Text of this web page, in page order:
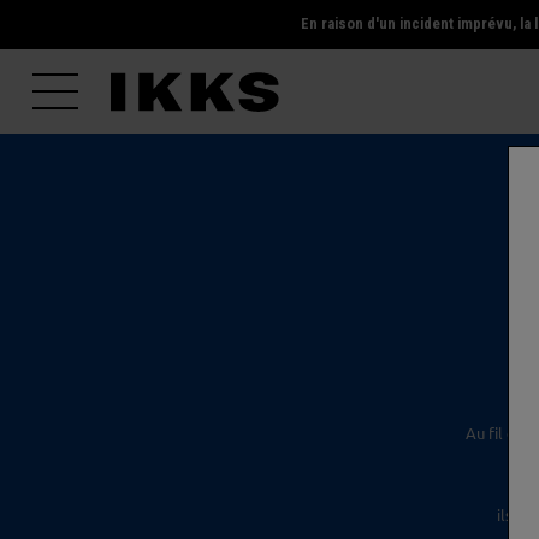
En raison d'un incident imprévu,
Au fil des
ils